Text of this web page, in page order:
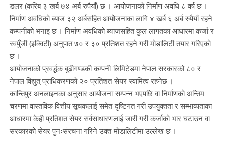
डलर (करिब ३ खर्ब ७४ अर्ब रुपैयाँ) छ । आयोजनाको निर्माण अवधि ८ वर्ष छ ।
निर्माण अवधिको ब्याज ३२ अर्बसहित आयोजनाका लागि ४ खर्ब ६ अर्ब रुपैयाँ रहने
कम्पनीको भनाइ छ । निर्माण अवधिको ब्याजसहित कुल लागतका आधारमा कर्जा र
स्वपुँजी (इक्विटी) अनुपात ७० र ३० प्रतिशत रहने गरी मोडालिटी तयार गरिएको
छ ।
आयोजनाको प्रवर्द्धक बुढीगण्डकी कम्पनी लिमिटेडमा नेपाल सरकारको ८० र
नेपाल विद्युत् प्राधिकरणको २० प्रतिशत सेयर स्वामित्व रहनेछ ।
कान्तिपुर अनलाइनका अनुसार आयोजना सम्पन्न भएपछि वा निर्माणको अन्तिम
चरणमा वास्तविक वित्तीय सूचकलाई समेत दृष्टिगत गरी उपयुक्तता र सम्भाव्यताका
आधारमा केही प्रतिशत सेयर सर्वसाधारणलाई जारी गरी कर्जाको भार घटाउन वा
सरकारको सेयर पुनःसंरचना गरिने उक्त मोडालिटीमा उल्लेख छ ।